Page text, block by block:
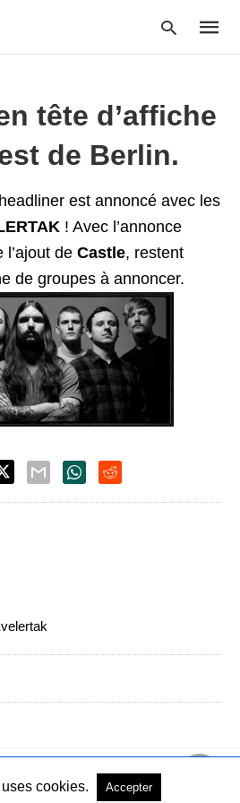
and
tête d’affiche
de Berlin.
est annoncé avec les
! Avec l’annonce
de Castle, restent
de groupes à annoncer.
Tous droits réservés Voir la version PC
cookies. Accepter